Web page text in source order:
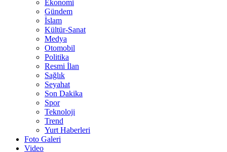
Ekonomi
Gündem
İslam
Kültür-Sanat
Medya
Otomobil
Politika
Resmi İlan
Sağlık
Seyahat
Son Dakika
Spor
Teknoloji
Trend
Yurt Haberleri
Foto Galeri
Video